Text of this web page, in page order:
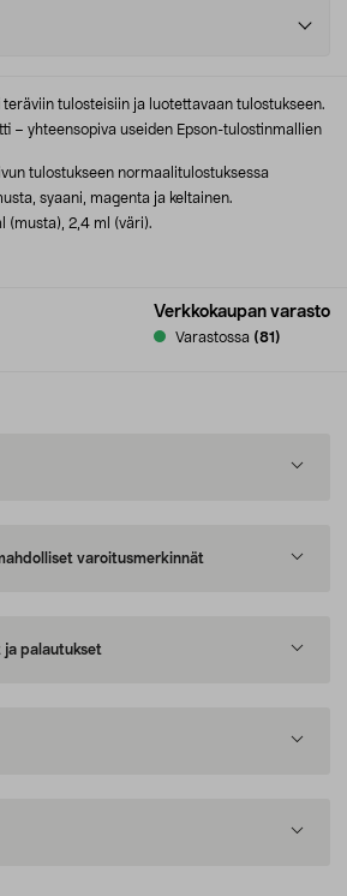
Verkkokaupan varasto
Varastossa (81)
tulosteisiin ja luotettavaan tulostukseen.
– yhteensopiva useiden Epson-tulostinmallien
tulostukseen normaalitulostuksessa
syaani, magenta ja keltainen.
(musta), 2,4 ml (väri).
varoitusmerkinnät
palautukset